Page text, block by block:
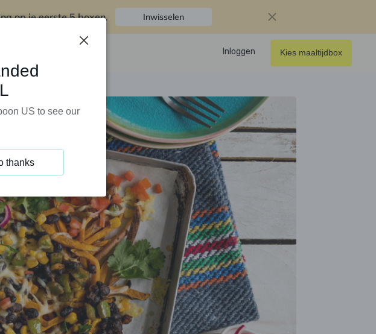
op je eerste 5 boxen. Inwisselen
Inloggen Kies maaltijdbox
US to see our
thanks